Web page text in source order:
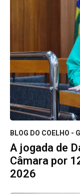
BLOG DO COELHO -
A jogada de
Câmara por
2026